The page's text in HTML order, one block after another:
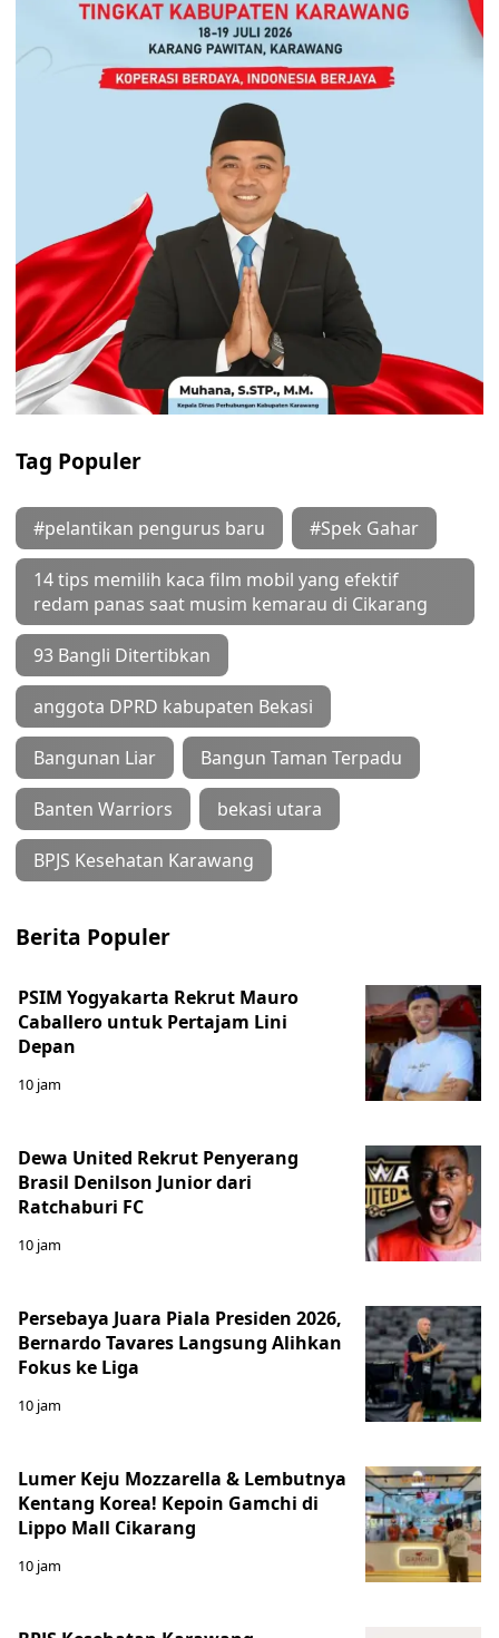
Tag Populer
#pelantikan pengurus baru #Spek Gahar
14 tips memilih kaca film mobil yang efektif
redam panas saat musim kemarau di Cikarang
93 Bangli Ditertibkan
anggota DPRD kabupaten Bekasi
Bangunan Liar Bangun Taman Terpadu
Banten Warriors bekasi utara
BPJS Kesehatan Karawang
Berita Populer
PSIM Yogyakarta Rekrut Mauro
Caballero untuk Pertajam Lini
Depan
10 jam
Dewa United Rekrut Penyerang
Brasil Denilson Junior dari
Ratchaburi FC
10 jam
Persebaya Juara Piala Presiden 2026,
Bernardo Tavares Langsung Alihkan
Fokus ke Liga
10 jam
Lumer Keju Mozzarella & Lembutnya
Kentang Korea! Kepoin Gamchi di
Lippo Mall Cikarang
10 jam